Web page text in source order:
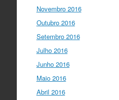
Novembro 2016
Outubro 2016
Setembro 2016
Julho 2016
Junho 2016
Maio 2016
Abril 2016